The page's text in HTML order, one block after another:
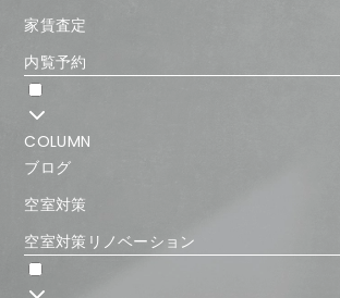
家賃査定
内覧予約
COLUMN
ブログ
空室対策
空室対策リノベーション